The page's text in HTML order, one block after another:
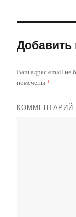
Ваш адрес email не
помечены *
КОММЕНТАРИЙ